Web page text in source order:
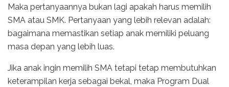
Maka pertanyaannya bukan lagi apakah harus memilih
SMA atau SMK. Pertanyaan yang lebih relevan adalah:
bagaimana memastikan setiap anak memiliki peluang
masa depan yang lebih luas.
Jika anak ingin memilih SMA tetapi tetap membutuhkan
keterampilan kerja sebagai bekal, maka Program Dual